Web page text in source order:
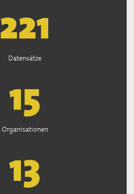
222
Datensätze
15
Organisationen
13